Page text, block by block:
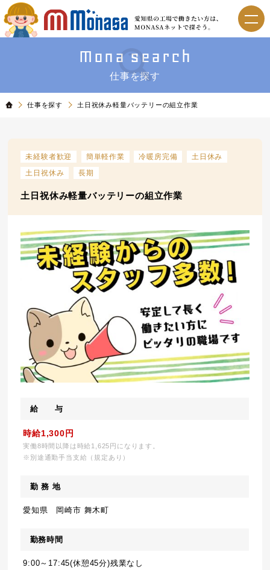
Mona search
仕事を探す
仕事を探す 土日祝休み軽量バッテリーの組立作業
未経験者歓迎 簡単軽作業 冷暖房完備
土日休み
土日祝休み
長期
土日祝休み軽量バッテリーの組立作業
給 与
時給1,300円
実働8時間以降は時給1,625円になります。
※別途通勤手当支給（規定あり）
勤 務 地
愛知県 岡崎市 舞木町
勤務時間
9:00～17:45(休憩45分)残業なし